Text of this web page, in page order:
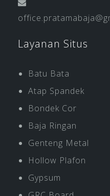
Layanan Situs
Batu Bata
Atap Spandek
Bondek Cor
Baja Ringan
Genteng Metal
Hollow Plafon
Gypsum